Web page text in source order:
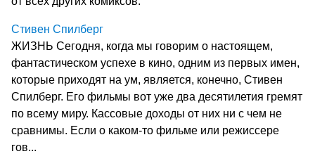
Стивен Спилберг
ЖИЗНЬ Сегодня, когда мы говорим о настоящем,
фантастическом успехе в кино, одним из первых имен,
которые приходят на ум, является, конечно, Стивен
Спилберг. Его фильмы вот уже два десятилетия гремят
по всему миру. Кассовые доходы от них ни с чем не
сравнимы. Если о каком-то фильме или режиссере
гов...